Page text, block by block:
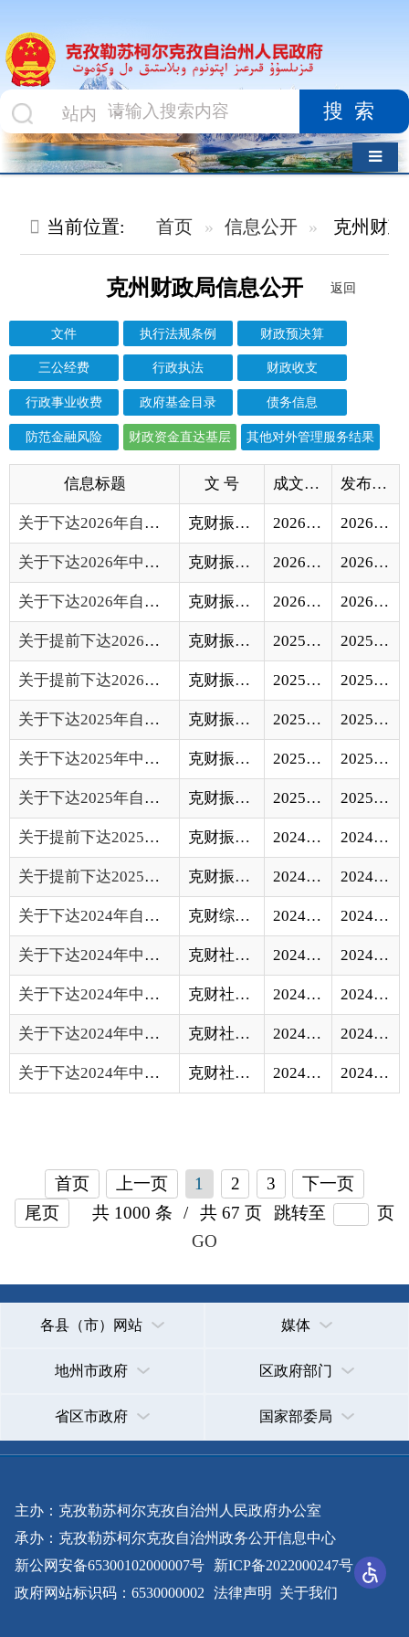
搜索
当前位置: 首页 信息公开 克州财政局 财政资金直达基
返回
克州财政局信息公开
执行法规条例 财政预决算
行政事业收费 政府基金目录 债务信息
防范金融风险 财政资金直达基层 其他对外管理服务结果
信息标题 文 号 发布日期
关于下达2026年自治区财政常态化帮扶资金预... 克财振〔2026〕3号 2026-07-06 2026-07-07
关于下达2026年中央财政常态化帮扶资金预算... 克财振〔2026〕2号 2026-05-13 2026-05-14
关于下达2026年自治州财政衔接推进乡村振兴... 克财振〔2026〕1号 2026-02-24 2026-02-25
关于提前下达2026年自治区财政衔接推进乡村... 克财振〔2025〕6号
关于提前下达2026年中央财政衔接推进乡村振... 克财振〔2025〕5号 2025-12-05
关于下达2025年自治区财政衔接推进乡村振兴... 克财振〔2025〕4号
克财振〔2025〕3号
关于下达2025年自治州财政衔接推进乡村振兴... 克财振〔2025〕2号 2025-03-05 2025-03-05
关于提前下达2025年自治区财政衔接推进乡村... 克财振〔2024〕9号 2024-12-24 2024-12-25
关于提前下达2025年中央财政衔接推进乡村振... 克财振〔2024〕8号
关于下达2024年自治区本级财政城镇保障性安... 克财综〔2024〕18号 2024-11-01
关于下达2024年中央财政优抚对象补助经费预... 克财社〔2024〕37号
克财社〔2024〕38号
关于下达2024年中央财政城乡居民基本医疗保... 克财社〔2024〕32号 2024-09-29 2024-10-08
关于下达2024年中央财政优抚对象医疗保障经... 克财社〔2024〕33号 2024-09-30 2024-10-08
首页 上一页 2 3
下一页
尾页
共 1000 条 / 共 67 页 跳转至
页
省区市政府 国家部委局
承办：克孜勒苏柯尔克孜自治州政务公开信息中心
新公网安备65300102000007号 新ICP备2022000247号
政府网站标识码：6530000002